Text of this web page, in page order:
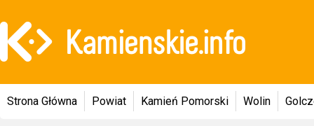
Strona Główna Powiat Kamień Pomorski Wolin